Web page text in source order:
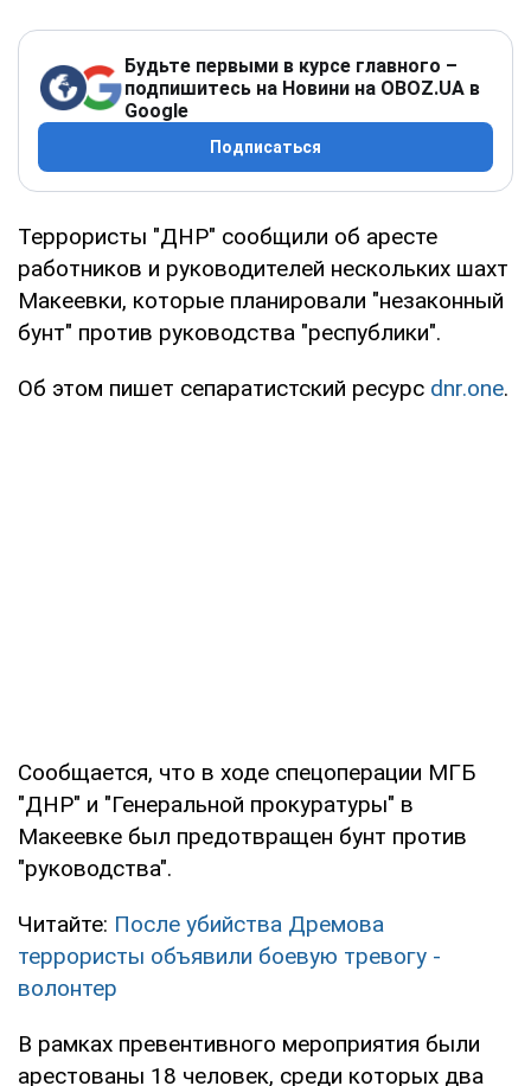
Будьте первыми в курсе главного –
подпишитесь на Новини на OBOZ.UA в
Google
Подписаться
Террористы "ДНР" сообщили об аресте
работников и руководителей нескольких шахт
Макеевки, которые планировали "незаконный
бунт" против руководства "республики".
Об этом пишет сепаратистский ресурс dnr.one.
Сообщается, что в ходе спецоперации МГБ
"ДНР" и "Генеральной прокуратуры" в
Макеевке был предотвращен бунт против
"руководства".
Читайте: После убийства Дремова
террористы объявили боевую тревогу -
волонтер
В рамках превентивного мероприятия были
арестованы 18 человек, среди которых два